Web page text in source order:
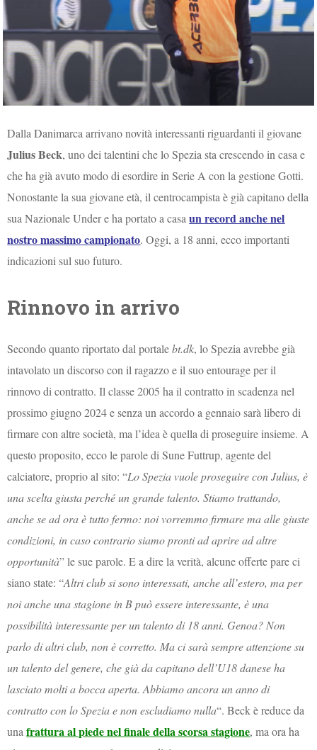
Dalla Danimarca arrivano novità interessanti riguardanti il giovane
Julius Beck, uno dei talentini che lo Spezia sta crescendo in casa e
che ha già avuto modo di esordire in Serie A con la gestione Gotti.
Nonostante la sua giovane età, il centrocampista è già capitano della
sua Nazionale Under e ha portato a casaun record anche nel
nostro massimo campionato. Oggi, a 18 anni, ecco importanti
indicazioni sul suo futuro.
Rinnovo in arrivo
Secondo quanto riportato dal portalebt.dk, lo Spezia avrebbe già
intavolato un discorso con il ragazzo e il suo entourage per il
rinnovo di contratto. Il classe 2005 ha il contratto in scadenza nel
prossimo giugno 2024 e senza un accordo a gennaio sarà libero di
firmare con altre società, ma l’idea è quella di proseguire insieme. A
questo proposito, ecco le parole di Sune Futtrup, agente del
calciatore, proprio al sito: “Lo Spezia vuole proseguire con Julius, è
una scelta giusta perché un grande talento. Stiamo trattando,
anche se ad ora è tutto fermo: noi vorremmo firmare ma alle giuste
condizioni, in caso contrario siamo pronti ad aprire ad altre
opportunità” le sue parole. E a dire la verità, alcune offerte pare ci
siano state: “Altri club si sono interessati, anche all’estero, ma per
noi anche una stagione in B può essere interessante, è una
possibilità interessante per un talento di 18 anni. Genoa? Non
parlo di altri club, non è corretto. Ma ci sarà sempre attenzione su
un talento del genere, che già da capitano dell’U18 danese ha
lasciato molti a bocca aperta. Abbiamo ancora un anno di
contratto con lo Spezia e non escludiamo nulla“. Beck è reduce da
unafrattura al piede nel finale della scorsa stagione, ma ora ha